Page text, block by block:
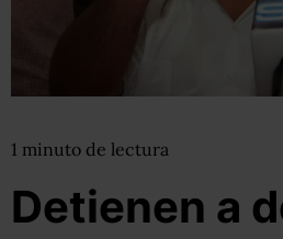
1 minuto de lectura
Detienen a